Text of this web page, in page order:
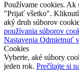
Používame cookies.
"Prijať všetko".
aký druh súborov
používania súborov
Nastavenia Odmietnuť
Cookies
Vyberte, aké súbory
jeden rok. Prečítajte si